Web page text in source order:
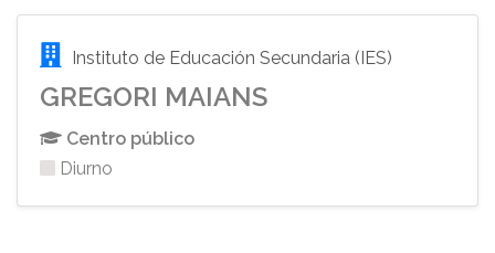
Instituto de Educación Secundaria (IES)
GREGORI MAIANS
Centro público
Diurno